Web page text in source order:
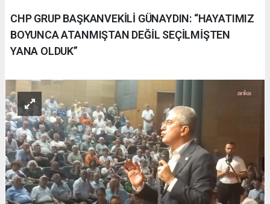
CHP GRUP BAŞKANVEKİLİ GÜNAYDIN: “HAYATIMIZ
BOYUNCA ATANMIŞTAN DEĞİL SEÇİLMİŞTEN
YANA OLDUK”